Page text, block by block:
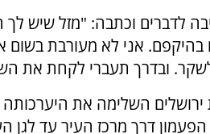
לדברים וכתבה: "מזל שיש
בהיקפם. אני לא מעורבת בשום
לשקר. ובדרך תעברי לקחת את
דרך מרכז העיר עד לגן